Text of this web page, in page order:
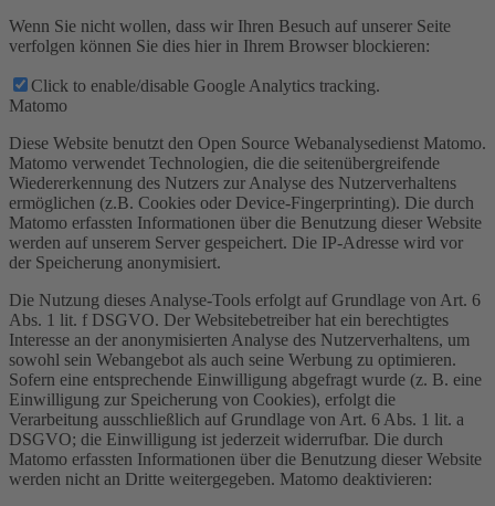
Wenn Sie nicht wollen, dass wir Ihren Besuch auf unserer Seite
verfolgen können Sie dies hier in Ihrem Browser blockieren:
Click to enable/disable Google Analytics tracking.
Matomo
Diese Website benutzt den Open Source Webanalysedienst Matomo.
Matomo verwendet Technologien, die die seitenübergreifende
Wiedererkennung des Nutzers zur Analyse des Nutzerverhaltens
ermöglichen (z.B. Cookies oder Device-Fingerprinting). Die durch
Matomo erfassten Informationen über die Benutzung dieser Website
werden auf unserem Server gespeichert. Die IP-Adresse wird vor
der Speicherung anonymisiert.
Die Nutzung dieses Analyse-Tools erfolgt auf Grundlage von Art. 6
Abs. 1 lit. f DSGVO. Der Websitebetreiber hat ein berechtigtes
Interesse an der anonymisierten Analyse des Nutzerverhaltens, um
sowohl sein Webangebot als auch seine Werbung zu optimieren.
Sofern eine entsprechende Einwilligung abgefragt wurde (z. B. eine
Einwilligung zur Speicherung von Cookies), erfolgt die
Verarbeitung ausschließlich auf Grundlage von Art. 6 Abs. 1 lit. a
DSGVO; die Einwilligung ist jederzeit widerrufbar. Die durch
Matomo erfassten Informationen über die Benutzung dieser Website
werden nicht an Dritte weitergegeben. Matomo deaktivieren: